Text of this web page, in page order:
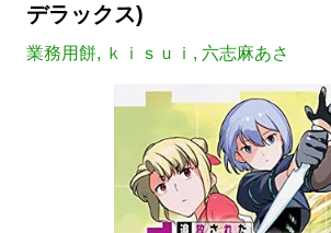
デラックス)
業務用餅, ｋｉｓｕｉ , 六志麻あさ